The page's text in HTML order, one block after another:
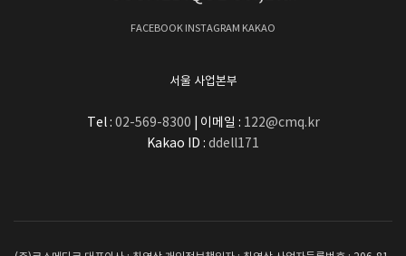
FACEBOOK INSTAGRAM KAKAO
서울 사업본부
Tel : 02-569-8300 | 이메일 : 122@cmq.kr
Kakao ID : ddell171